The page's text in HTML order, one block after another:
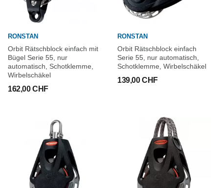
RONSTAN
Orbit Rätschblock einfach mit
Bügel Serie 55, nur
automatisch, Schotklemme,
Wirbelschäkel
162,00 CHF
RONSTAN
Orbit Rätschblock einfach
Serie 55, nur automatisch,
Schotklemme, Wirbelschäkel
139,00 CHF